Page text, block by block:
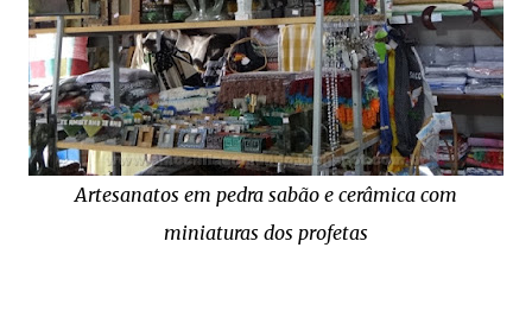
Artesanatos em pedra sabão e cerâmica com
miniaturas dos profetas